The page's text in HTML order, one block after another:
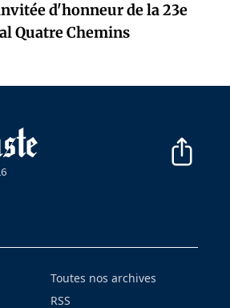
d'honneur de la 23e
Quatre Chemins
Toutes nos archives
RSS